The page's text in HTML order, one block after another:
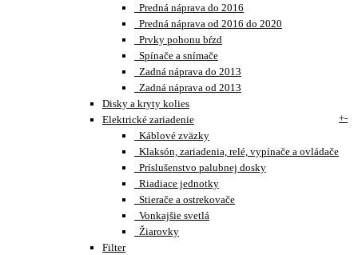
Predná náprava do 2016
Predná náprava od 2016 do 2020
Prvky pohonu bŕzd
Spínače a snímače
Zadná náprava do 2013
Zadná náprava od 2013
Disky a kryty kolies
Elektrické zariadenie
+-
Káblové zväzky
Klaksón, zariadenia, relé, vypínače a ovládače
Príslušenstvo palubnej dosky
Riadiace jednotky
Stierače a ostrekovače
Vonkajšie svetlá
Žiarovky
Filter